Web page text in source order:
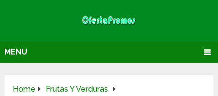
MENU
Home
Frutas Y Verduras